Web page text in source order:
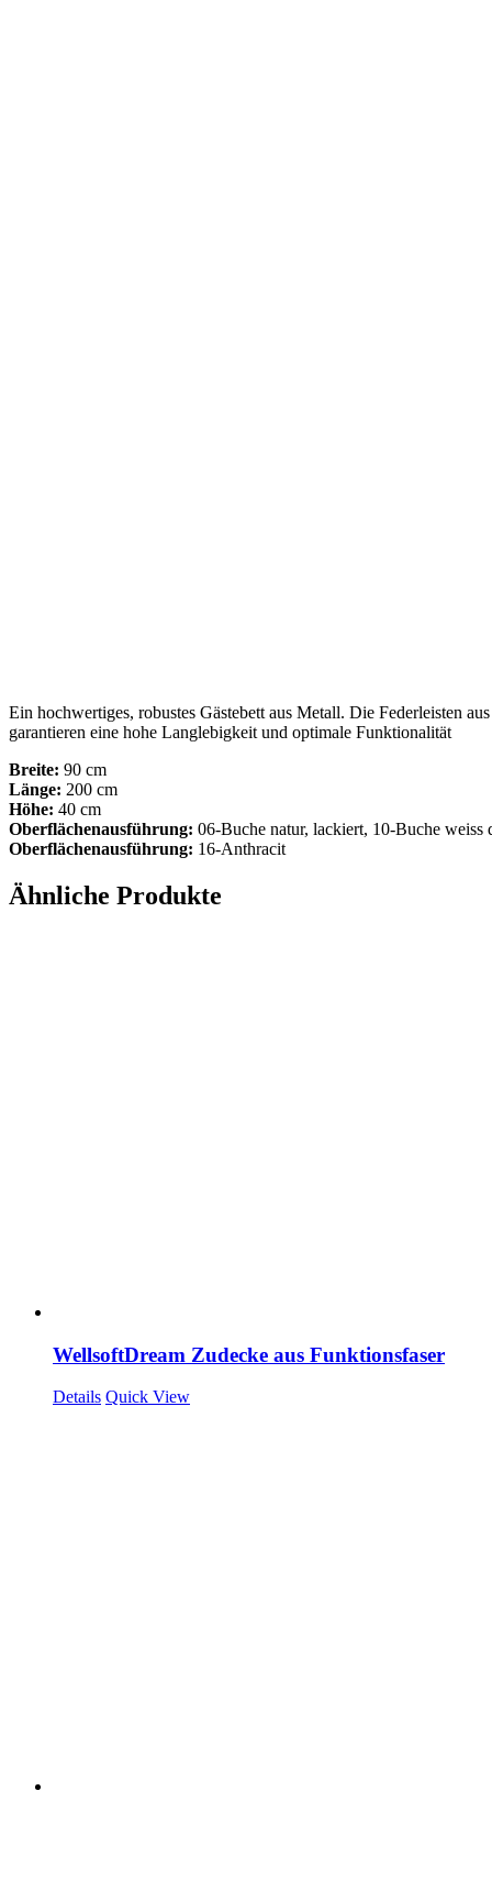
Ein hochwertiges, robustes Gästebett aus Metall. Die Federleisten
garantieren eine hohe Langlebigkeit und optimale Funktionalität
Breite: 90 cm
Länge: 200 cm
Höhe: 40 cm
Oberflächenausführung: 06-Buche natur, lackiert, 10-Buche weiss
Oberflächenausführung: 16-Anthracit
Ähnliche Produkte
WellsoftDream Zudecke aus Funktionsfaser
Details Quick View